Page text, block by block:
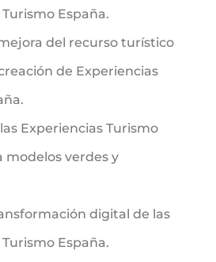
España.
del recurso turístico
de Experiencias
Experiencias Turismo
modelos verdes y
digital de las
España.